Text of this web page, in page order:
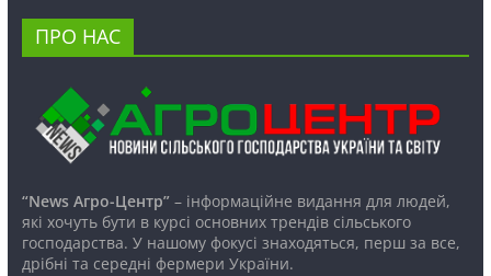
ПРО НАС
“News Агро-Центр”– інформаційне видання для людей,
які хочуть бути в курсі основних трендів сільського
господарства. У нашому фокусі знаходяться, перш за все,
дрібні та середні фермери України.